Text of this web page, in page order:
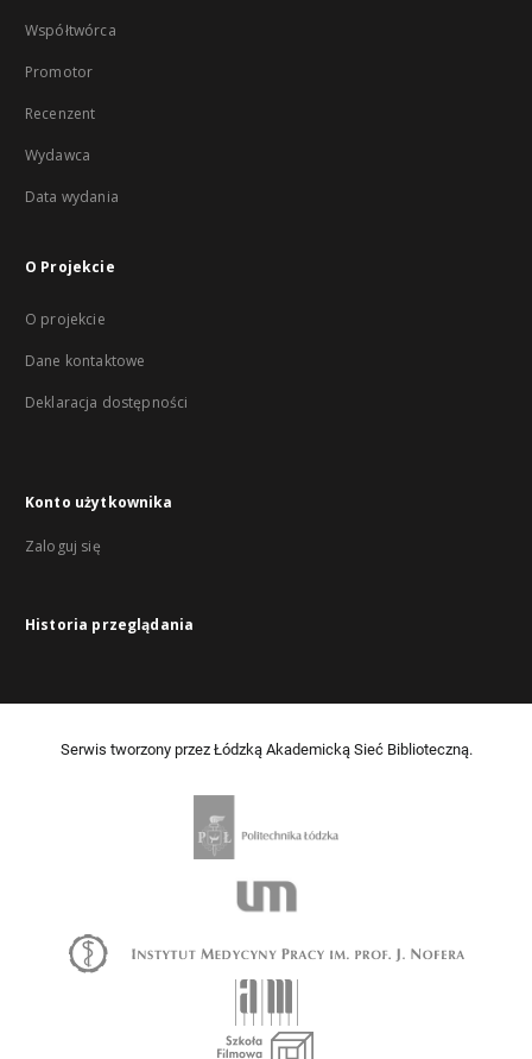
Współtwórca
Promotor
Recenzent
Wydawca
Data wydania
O Projekcie
O projekcie
Dane kontaktowe
Deklaracja dostępności
Konto użytkownika
Zaloguj się
Historia przeglądania
Serwis tworzony przez Łódzką Akademicką Sieć Biblioteczną.